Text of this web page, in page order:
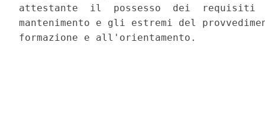
attestante  il  possesso  dei
mantenimento e gli estremi del